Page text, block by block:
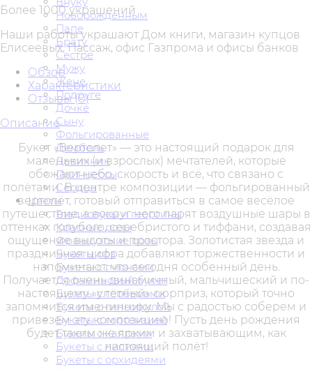
Новорожденным
Папе
Брату
Сестре
Мужу
Жене
Подруге
Дочке
Сыну
Фольгированные
Дембель
Девичник
Принцессы
Сердца
Цветы
Гладиолусы и георгины
Красные розы
Французские розы
Букеты роз
Букеты с пионами
Дофаминовый букет
Букеты с герберами
Букеты с гипсофилой
Букеты с гортензией
Букеты с каллами
Букеты с лилиями
Букеты с орхидеями
Более 1000 украшений
Наши работы украшают Дом книги, магазин купцов
Елисеевых, Пассаж, офис Газпрома и офисы банков
Обзор
Характеристики
Отзывы (0)
Описание
Букет «Вертолет» — это настоящий подарок для
маленьких (и взрослых) мечтателей, которые
обожают небо, скорость и всё, что связано с
полётами. В центре композиции — фольгированный
вертолёт, готовый отправиться в самое весёлое
путешествие, а вокруг него парят воздушные шары в
оттенках голубого, серебристого и тиффани, создавая
ощущение высоты и простора. Золотистая звезда и
праздничная цифра добавляют торжественности и
напоминают, что сегодня особенный день.
Получается очень динамичный, мальчишеский и по-
настоящему «улётный» сюрприз, который точно
запомнится имениннику. Мы с радостью соберем и
привезем эту композицию! Пусть день рождения
будет таким же ярким и захватывающим, как
настоящий полёт!